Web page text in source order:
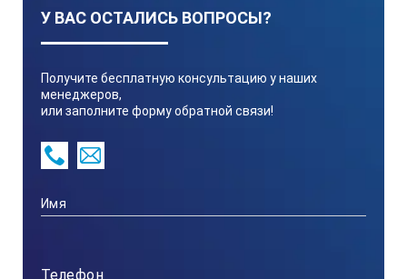
Потребляемая мощность, Вт
2500
У ВАС ОСТАЛИСЬ ВОПРОСЫ?
Получите бесплатную консультацию у наших
менеджеров,
или заполните форму обратной связи!